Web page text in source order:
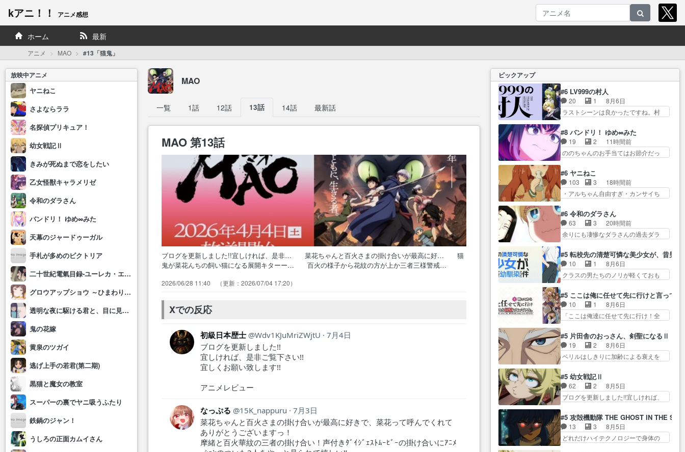
kアニ！！ アニメ感想
ホーム 最新
アニメ MAO #13「猫鬼」
放映中アニメ
ヤニねこ
さよならララ
名探偵プリキュア！
幼女戦記Ⅱ
きみが死ぬまで恋をしたい
乙女怪獣キャラメリゼ
令和のダラさん
バンドリ！ ゆめ∞みた
天幕のジャードゥーガル
手札が多めのビクトリア
二十世紀電氣目録-ユーレカ・エヴリカ-
グロウアップショウ ～ひまわりのサーカス団～
透明な夜に駆ける君と、目に見えない恋をした。
鬼の花嫁
黄泉のツガイ
逃げ上手の若君(第二期)
黒猫と魔女の教室
スーパーの裏でヤニ吸うふたり
鉄鍋のジャン！
うしろの正面カムイさん
MAO
一覧 1話 12話 13話 14話 最新話
MAO 第13話
ブログを更新しました!!宜しければ、是非… 菜花ちゃんと百火さまの掛け合いが最高に好… 猫
鬼が菜花んちの飼い猫になる展開キターー… 百火の様子から花紋の方が上か三者三様警戒…
火… 令和の世界に現れた猫鬼から摩緒への伝言を… 血を与えるのは危険、どうも生命力が吸
しょう…
2026/06/28 11:40 2026/07/04 17:20
Xでの反応
初級日本歴士 Wdv1KJuMriZWjtU
7月4日
ブログを更新しました!!
宜しければ、是非ご覧下さい!!
宜しくお願い致します!!
アニメレビュー
なっぷる 15K_nappuru
7月3日
菜花ちゃんと百火さまの掛け合いが最高に好きで、菜花って呼んでくれて
ありがとうございますっ！
摩緒と百火華紋の三者の掛け合い！声付きﾀﾞｲｼﾞｪｽﾄﾑｰﾋﾞｰの掛け合いにｱﾆﾒ
ピックアップ
#6 LV999の村人
20 1
8月6日
ラストシーンは良かったですね。村
鬼モードフィンガーシリ… アリ
スと10年後に結婚の約束をした鏡ず
っ… カジノスタッフ募集するも
集まらない更に追… 王命でクル
ビ… 最強の村人・鏡との出会い
で少しは変わった… やはり何か
悲しい過去がありそうな。鏡の
深そうやね姫を舐… 新キャラが
登場早々変態扱いされてる件。
タ… まだまだお元気そうなお声
で……不意打ち過…
#8 バンドリ！ ゆめ∞みた
19 2
11時間前
ののちゃんのお手当てはお節介だっ
悪すぎるお近づきの印が… ・律
っちゃん明るくなったね♪・メンバー
の… 一難去ってまた一難、律が
ビオラの呪縛から… 「私はあな
め… 何が起きているのか！？次
週、みゅーたいぷ… ビオラ様、
律ちゃんを奪うのではなく敢え
も、それだけじゃど… あられ等
の学校へ転校してきた律の歓迎会
が… そろそろ解散イベント発生
かなっと思ったけ…
#6 ヤニねこ
103 3
18時間前
・アルちゃん自由すぎ・カンサイち
目も言うことも完全にス… アル
ねこが徘徊して江の島まで行ったの
で大… 毒気がない普通の話（当
社比）だった最初の… 居酒屋の
思… 今回も味わい深いにゃーた
ちであった。江ノ… ヤクねこと
大家さんの回は結構好き綺麗な
っちゃリアルやし… やけに構図
が凝ってたにゃ。哀愁感じる描
写… 汚いのもキツイけど虫が大
量発生してるのが…
#6 令和のダラさん
63 3
20時間前
余りにも凄惨なダラさんの過去ダラ
切りかなギャグも面白い… ガン
ガガン♪薫がなんかしっかり歌ってロ
マ… 姉巫女の誤算、クソみたい
な嫉妬の末路よ。… 私、そんな
で… このアニメはどこに行くの
だろう、面白すぎ… 姉のした事
はただ単に一族を絶滅させただ
合わせて親戚の家… 第６話感
想：薫くんアニメ､特撮､漫画､
ゲ… 特殊EDというか、『激昂無
頼!!ガン・バ…
#5 転校先の清楚可憐な美少女が、昔男
10 1
8月6日
クラスの男たちのノリが軽くておも
いを拗らせているタイプ… みな
もちゃんが透けブラしててびっくり
して… レベルのキャラが登場。
相変わらず顔や体の… 隼人が春
じ… 第５話をU-NEXTで視聴しま
した。視聴… ラブコメで天然ジ
ゴロというかナチュラルヒ… み
不安に… 無理なダイエットは禁
物だけど、なかなか結… 「これ
からもお手入れ、がんばりゅ」あり
が…
#5 ここは俺に任せて先に行けと言って
10 1
8月6日
「ここは俺達に任せて先に行け！全
ロックが今、2人にあと… 木下鈴
奈（@0suzuna0）が【マリー…
村ごと乗っ取られてたら流石に気付
かないか… 《漫画版少し読んだ
クは敵に容赦無くブスっといくから
気持… 勇者パーティー再結成し
て先にいけで激アツ… 爆縮、幻
な… ねぇ猫耳ガール、敵の根城
に乗り込む事を同… 世もや替え
が利くと復活Pとは？！もう来週…
#5 片田舎のおっさん、剣聖になるⅡ
19 2
8月6日
ベリルはしきりに加齢による衰えを
ていた限界を超えて命の… いい
んじゃないですか。魔物の群を発見
した… アマプラにて視聴終わ
り！サーベルボア討伐… を言い
り… 先生としてのベリルが好き
だけど、今回みた… 4人だけでサ
ーベルボアを狩りに行く。野
#5 幼女戦記Ⅱ
62 2
8月5日
ブログを更新しました!!宜しければ、
選んだゼートゥーア… ゼートゥ
ーアの唯一の手駒が強すぎる笑あ
お… 私にとって完全にご褒美回
ゼー様の葉巻シー… やはりター
#5 攻殻機動隊 THE GHOST IN THE
13 3
8月5日
どれだけハイテクノロジーで身体の